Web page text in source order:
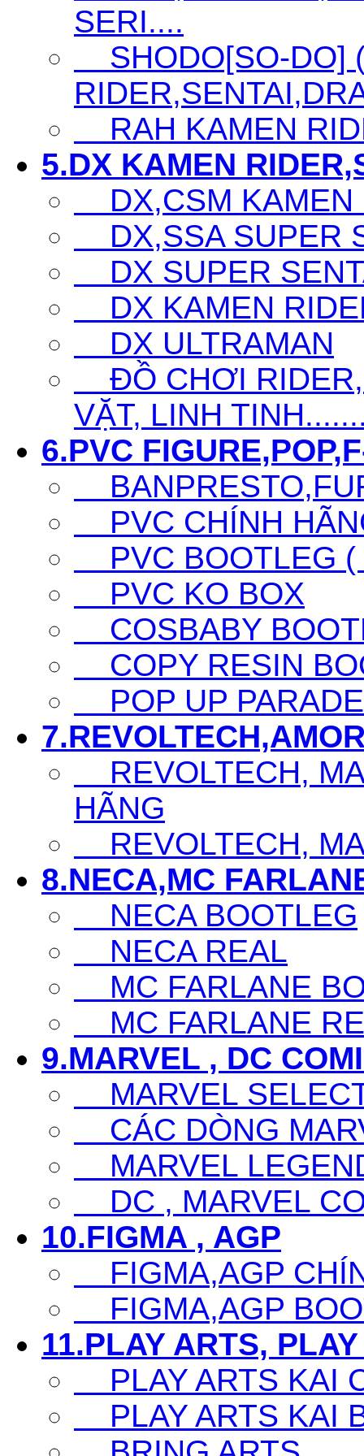
SERI....
SHODO[SO-DO]
RAH KAMEN
5.DX KAMEN
DX,CSM KAMEN
DX,SSA SUPER
DX SUPER
DX KAMEN
DX ULTRAMAN
ĐỒ CHƠI
VẶT, LINH
6.PVC
PVC CHÍNH
PVC BOOTLEG (
PVC KO BOX
COSBABY
COPY RESIN
POP UP PARADE
REVOLTECH,
HÃNG
REVOLTECH,
8.NECA,MC
NECA BOOTLEG
NECA REAL
MC FARLANE
MC FARLANE
9.MARVEL , DC
MARVEL
CÁC DÒNG
MARVEL
DC , MARVEL
10.FIGMA , AGP
FIGMA,AGP
FIGMA,AGP
11.PLAY ARTS,
PLAY ARTS KAI
PLAY ARTS KAI